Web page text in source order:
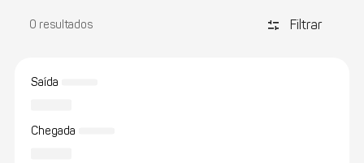
0 resultados discover_tune Filtrar
Saída
Chegada